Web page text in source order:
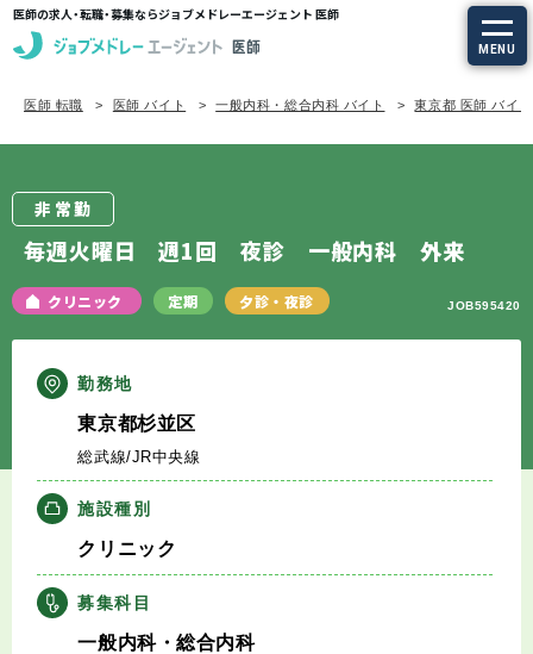
医師の求人・転職・募集ならジョブメドレーエージェント 医師
MENU
求人を探す
定期非常勤の求人
特集から探す
エージェントサービス
エージェントサービスTOP
サービスの流れ
キャリアアドバイザー紹介
医師の求人・転職Q&A
医師 転職 医師 バイト 一般内科・総合内科 バイト 東京都 医師 バイト
非常勤
毎週火曜日 週1回 夜診 一般内科 外来
クリニック 定期 夕診・夜診 JOB595420
勤務地
東京都杉並区
総武線/JR中央線
施設種別
クリニック
募集科目
一般内科・総合内科